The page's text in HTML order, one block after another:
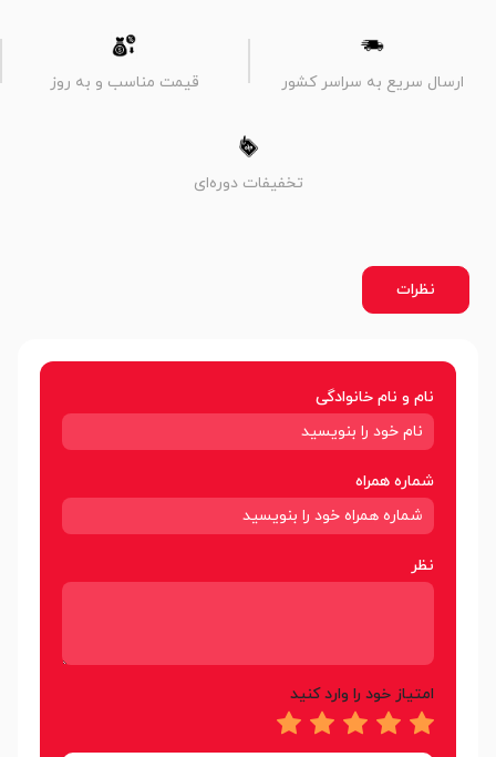
ارسال سریع به سراسر کشور قیمت مناسب و به روز
تخفیفات دوره‌ای
نظرات
نام و نام خانوادگی
شماره همراه
نظر
امتیاز خود را وارد کنید